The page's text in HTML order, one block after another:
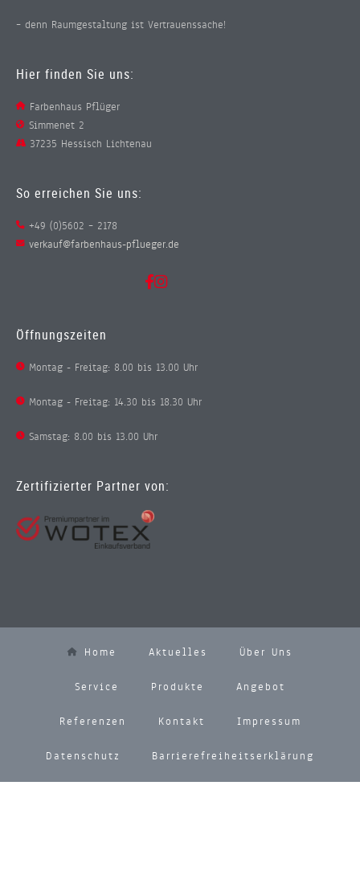
– denn Raumgestaltung ist Vertrauenssache!
Hier finden Sie uns:
Farbenhaus Pflüger
Simmenet 2
37235 Hessisch Lichtenau
So erreichen Sie uns:
+49 (0)5602 – 2178
verkauf@farbenhaus-pflueger.de
Öffnungszeiten
Montag - Freitag: 8.00 bis 13.00 Uhr
Montag - Freitag: 14.30 bis 18.30 Uhr
Samstag: 8.00 bis 13.00 Uhr
Zertifizierter Partner von:
Home Aktuelles Über Uns
Service Produkte Angebot
Referenzen Kontakt Impressum
Datenschutz Barrierefreiheitserklärung